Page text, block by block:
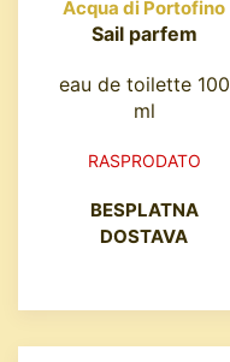
Acqua di Portofino
Sail parfem
eau de toilette 100
ml
RASPRODATO
BESPLATNA
DOSTAVA